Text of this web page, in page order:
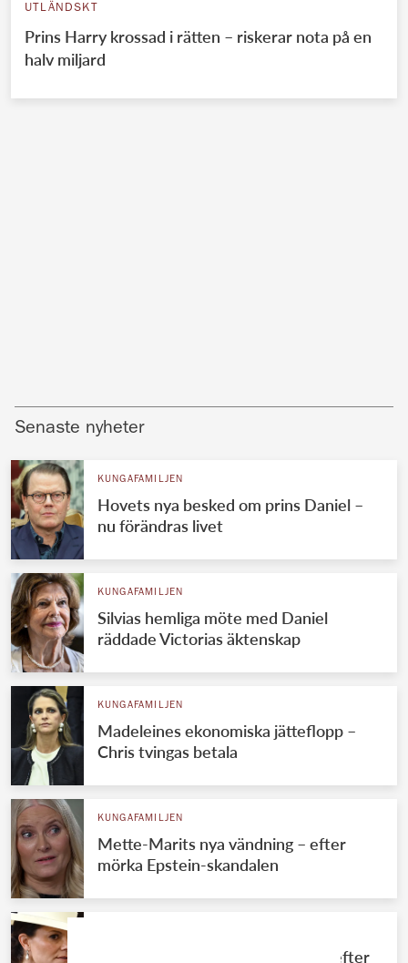
UTLÄNDSKT
Prins Harry krossad i rätten – riskerar nota på en
halv miljard
Senaste nyheter
KUNGAFAMILJEN
Hovets nya besked om prins Daniel –
nu förändras livet
KUNGAFAMILJEN
Silvias hemliga möte med Daniel
räddade Victorias äktenskap
KUNGAFAMILJEN
Madeleines ekonomiska jätteflopp –
Chris tvingas betala
KUNGAFAMILJEN
Mette-Marits nya vändning – efter
mörka Epstein-skandalen
Stora förändringen för Victoria – efter